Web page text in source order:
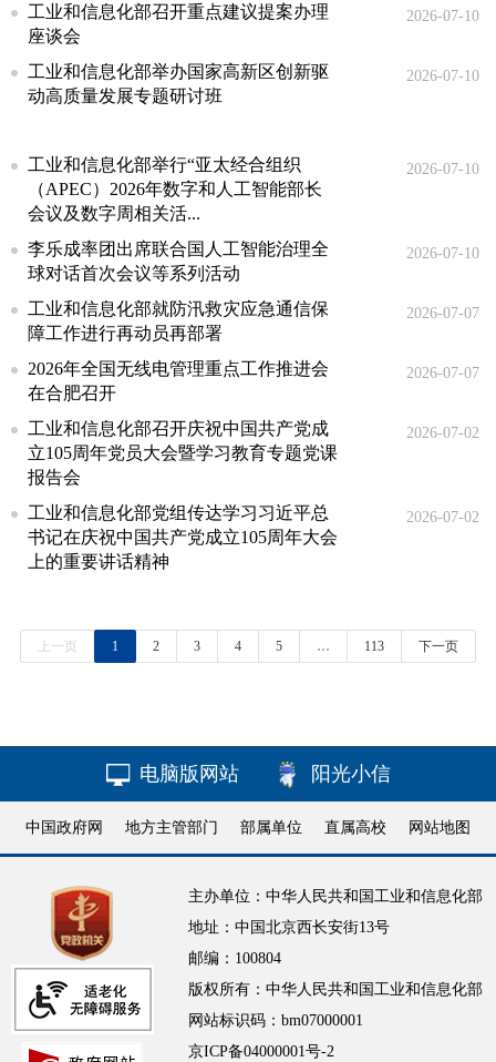
工业和信息化部召开重点建议提案办理
座谈会
2026-07-10
工业和信息化部举办国家高新区创新驱
动高质量发展专题研讨班
2026-07-10
工业和信息化部举行“亚太经合组织
（APEC）2026年数字和人工智能部长
会议及数字周相关活...
2026-07-10
李乐成率团出席联合国人工智能治理全
球对话首次会议等系列活动
2026-07-10
工业和信息化部就防汛救灾应急通信保
障工作进行再动员再部署
2026-07-07
2026年全国无线电管理重点工作推进会
在合肥召开
2026-07-07
工业和信息化部召开庆祝中国共产党成
立105周年党员大会暨学习教育专题党课
报告会
2026-07-02
工业和信息化部党组传达学习习近平总
书记在庆祝中国共产党成立105周年大会
上的重要讲话精神
2026-07-02
上一页 1 2 3 4 5 … 113 下一页
电脑版网站 阳光小信
中国政府网 地方主管部门 部属单位 直属高校 网站地图
主办单位：中华人民共和国工业和信息化部
地址：中国北京西长安街13号
邮编：100804
版权所有：中华人民共和国工业和信息化部
网站标识码：bm07000001
京ICP备04000001号-2